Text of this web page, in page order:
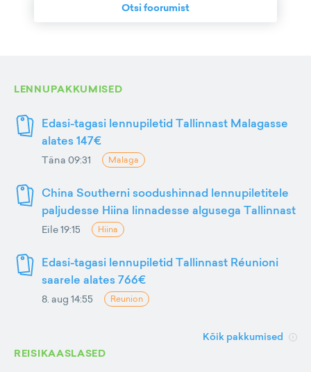
Otsi foorumist
LENNUPAKKUMISED
Edasi-tagasi lennupiletid Tallinnast Malagasse
alates 147€
Täna 09:31 Malaga
China Southerni soodushinnad lennupiletitele
paljudesse Hiina linnadesse algusega Tallinnast
Eile 19:15 Hiina
Edasi-tagasi lennupiletid Tallinnast Réunioni
saarele alates 766€
8. aug 14:55 Reunion
Kõik pakkumised
REISIKAASLASED